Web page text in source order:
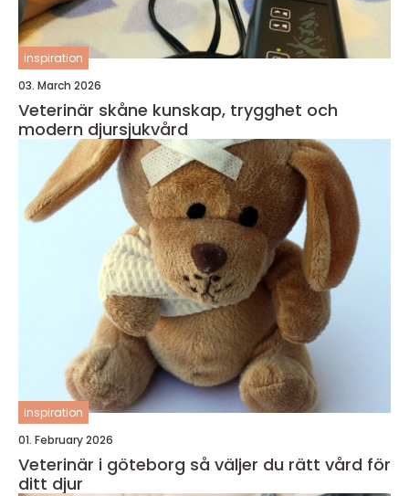
inspiration
03. March 2026
Veterinär skåne kunskap, trygghet och
modern djursjukvård
inspiration
01. February 2026
Veterinär i göteborg så väljer du rätt vård för
ditt djur